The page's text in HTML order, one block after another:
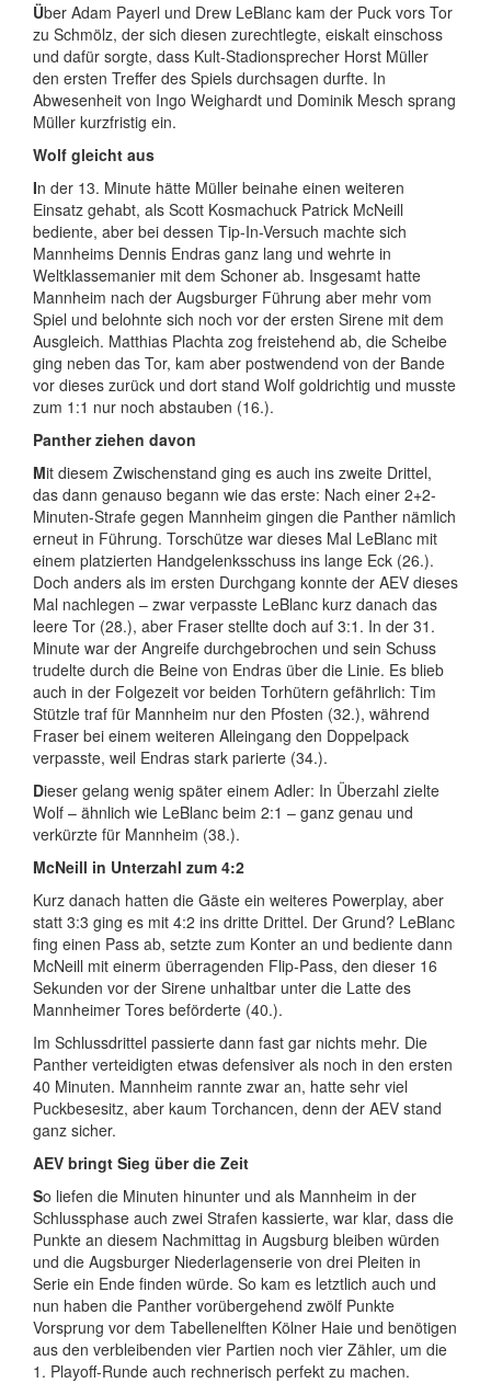
Über Adam Payerl und Drew LeBlanc kam der Puck vors Tor
zu Schmölz, der sich diesen zurechtlegte, eiskalt einschoss
und dafür sorgte, dass Kult-Stadionsprecher Horst Müller
den ersten Treffer des Spiels durchsagen durfte. In
Abwesenheit von Ingo Weighardt und Dominik Mesch sprang
Müller kurzfristig ein.
Wolf gleicht aus
In der 13. Minute hätte Müller beinahe einen weiteren
Einsatz gehabt, als Scott Kosmachuck Patrick McNeill
bediente, aber bei dessen Tip-In-Versuch machte sich
Mannheims Dennis Endras ganz lang und wehrte in
Weltklassemanier mit dem Schoner ab. Insgesamt hatte
Mannheim nach der Augsburger Führung aber mehr vom
Spiel und belohnte sich noch vor der ersten Sirene mit dem
Ausgleich. Matthias Plachta zog freistehend ab, die Scheibe
ging neben das Tor, kam aber postwendend von der Bande
vor dieses zurück und dort stand Wolf goldrichtig und musste
zum 1:1 nur noch abstauben (16.).
Panther ziehen davon
Mit diesem Zwischenstand ging es auch ins zweite Drittel,
das dann genauso begann wie das erste: Nach einer 2+2-
Minuten-Strafe gegen Mannheim gingen die Panther nämlich
erneut in Führung. Torschütze war dieses Mal LeBlanc mit
einem platzierten Handgelenksschuss ins lange Eck (26.).
Doch anders als im ersten Durchgang konnte der AEV dieses
Mal nachlegen – zwar verpasste LeBlanc kurz danach das
leere Tor (28.), aber Fraser stellte doch auf 3:1. In der 31.
Minute war der Angreife durchgebrochen und sein Schuss
trudelte durch die Beine von Endras über die Linie. Es blieb
auch in der Folgezeit vor beiden Torhütern gefährlich: Tim
Stützle traf für Mannheim nur den Pfosten (32.), während
Fraser bei einem weiteren Alleingang den Doppelpack
verpasste, weil Endras stark parierte (34.).
Dieser gelang wenig später einem Adler: In Überzahl zielte
Wolf – ähnlich wie LeBlanc beim 2:1 – ganz genau und
verkürzte für Mannheim (38.).
McNeill in Unterzahl zum 4:2
Kurz danach hatten die Gäste ein weiteres Powerplay, aber
statt 3:3 ging es mit 4:2 ins dritte Drittel. Der Grund? LeBlanc
fing einen Pass ab, setzte zum Konter an und bediente dann
McNeill mit einerm überragenden Flip-Pass, den dieser 16
Sekunden vor der Sirene unhaltbar unter die Latte des
Mannheimer Tores beförderte (40.).
Im Schlussdrittel passierte dann fast gar nichts mehr. Die
Panther verteidigten etwas defensiver als noch in den ersten
40 Minuten. Mannheim rannte zwar an, hatte sehr viel
Puckbesesitz, aber kaum Torchancen, denn der AEV stand
ganz sicher.
AEV bringt Sieg über die Zeit
So liefen die Minuten hinunter und als Mannheim in der
Schlussphase auch zwei Strafen kassierte, war klar, dass die
Punkte an diesem Nachmittag in Augsburg bleiben würden
und die Augsburger Niederlagenserie von drei Pleiten in
Serie ein Ende finden würde. So kam es letztlich auch und
nun haben die Panther vorübergehend zwölf Punkte
Vorsprung vor dem Tabellenelften Kölner Haie und benötigen
aus den verbleibenden vier Partien noch vier Zähler, um die
1. Playoff-Runde auch rechnerisch perfekt zu machen.